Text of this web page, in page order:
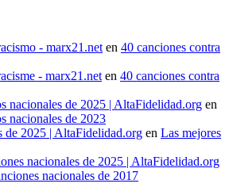
- marx21.neten 40 canciones contra
- marx21.neten 40 canciones contra
nacionales de 2025 | AltaFidelidad.org en
nacionales de 2023
de 2025 | AltaFidelidad.org en Las mejores
nacionales de 2025 | AltaFidelidad.org
nacionales de 2017